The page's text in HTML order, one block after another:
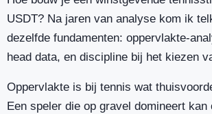
USDT? Na jaren van analyse kom ik
dezelfde fundamenten: oppervlakte-
head data, en discipline bij het kiezen
Oppervlakte is bij tennis wat
Een speler die op gravel domineert kan